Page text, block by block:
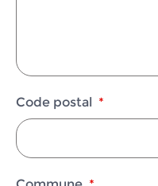
Code postal *